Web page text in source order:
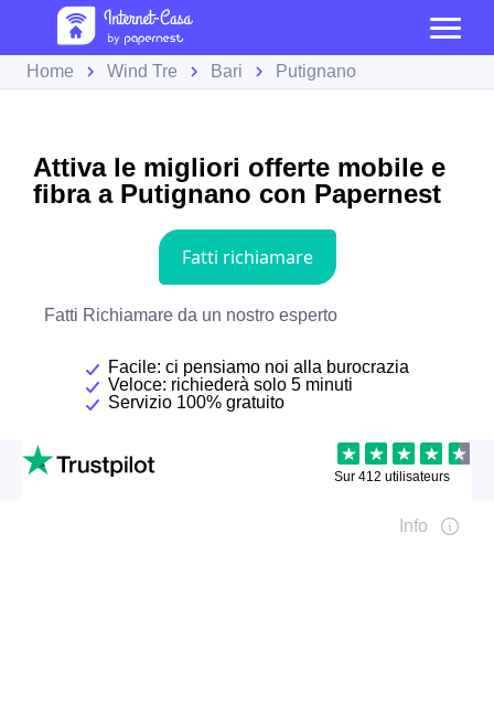
Home Wind Tre Bari Putignano